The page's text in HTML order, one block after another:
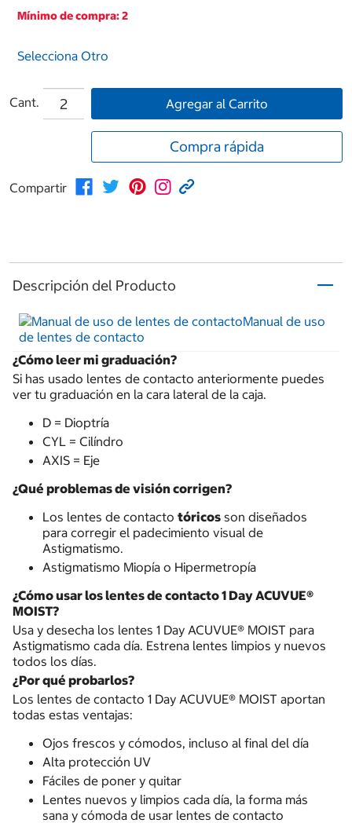
Mínimo de compra: 2
Selecciona Otro
Cant. Agregar al Carrito
Compra rápida
Compartir
Descripción del Producto
Manual de uso
de lentes de contacto
¿Cómo leer mi graduación?
Si has usado lentes de contacto anteriormente puedes
ver tu graduación en la cara lateral de la caja.
D = Dioptría
CYL = Cilíndro
AXIS = Eje
¿Qué problemas de visión corrigen?
Los lentes de contacto tóricosson diseñados
para corregir el padecimiento visual de
Astigmatismo.
Astigmatismo Miopía o Hipermetropía
¿Cómo usar los lentes de contacto 1 Day ACUVUE®
MOIST?
Usa y desecha los lentes 1 Day ACUVUE® MOIST para
Astigmatismo cada día. Estrena lentes limpios y nuevos
todos los días.
¿Por qué probarlos?
Los lentes de contacto 1 Day ACUVUE® MOIST aportan
todas estas ventajas:
Ojos frescos y cómodos, incluso al final del día
Alta protección UV
Fáciles de poner y quitar
Lentes nuevos y limpios cada día, la forma más
sana y cómoda de usar lentes de contacto